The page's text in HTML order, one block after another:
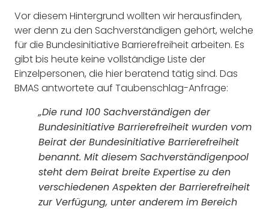
Vor diesem Hintergrund wollten wir herausfinden,
wer denn zu den Sachverständigen gehört, welche
für die Bundesinitiative Barrierefreiheit arbeiten. Es
gibt bis heute keine vollständige Liste der
Einzelpersonen, die hier beratend tätig sind. Das
BMAS antwortete auf Taubenschlag-Anfrage:
„Die rund 100 Sachverständigen der
Bundesinitiative Barrierefreiheit wurden vom
Beirat der Bundesinitiative Barrierefreiheit
benannt. Mit diesem Sachverständigenpool
steht dem Beirat breite Expertise zu den
verschiedenen Aspekten der Barrierefreiheit
zur Verfügung, unter anderem im Bereich